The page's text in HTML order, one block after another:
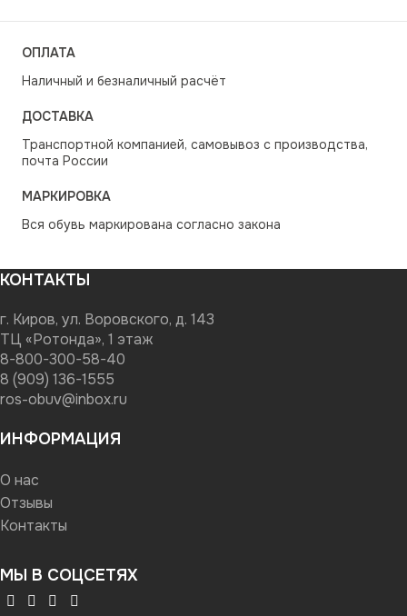
ОПЛАТА
Наличный и безналичный расчёт
ДОСТАВКА
Транспортной компанией, самовывоз с производства,
почта России
МАРКИРОВКА
Вся обувь маркирована согласно закона
КОНТАКТЫ
г. Киров, ул. Воровского, д. 143
ТЦ «Ротонда», 1 этаж
8-800-300-58-40
8 (909) 136-1555
ros-obuv@inbox.ru
ИНФОРМАЦИЯ
О нас
Отзывы
Контакты
МЫ В СОЦСЕТЯХ